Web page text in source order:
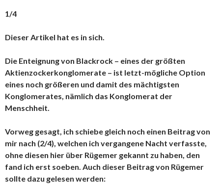
1/4
Dieser Artikel hat es in sich.
Die Enteignung von Blackrock – eines der größten
Aktienzockerkonglomerate – ist letzt-mögliche Option
eines noch größeren und damit des mächtigsten
Konglomerates, nämlich das Konglomerat der
Menschheit.
Vorweg gesagt, ich schiebe gleich noch einen Beitrag von
mir nach (2/4), welchen ich vergangene Nacht verfasste,
ohne diesen hier über Rügemer gekannt zu haben, den
fand ich erst soeben. Auch dieser Beitrag von Rügemer
sollte dazu gelesen werden: